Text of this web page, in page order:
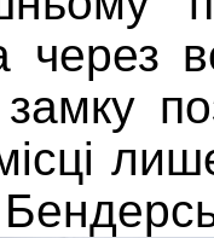
через
замку